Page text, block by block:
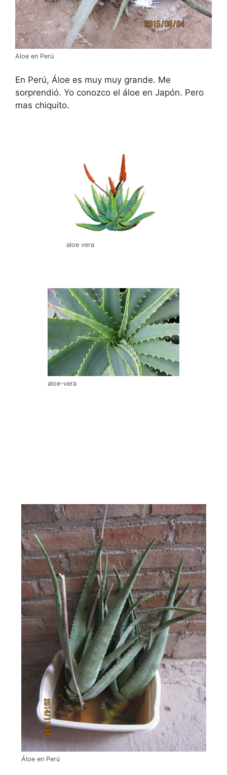
Aloe en Perú
En Perú, Áloe es muy muy grande. Me
sorprendió. Yo conozco el áloe en Japón. Pero
mas chiquito.
aloe vera
aloe-vera
Áloe en Perú